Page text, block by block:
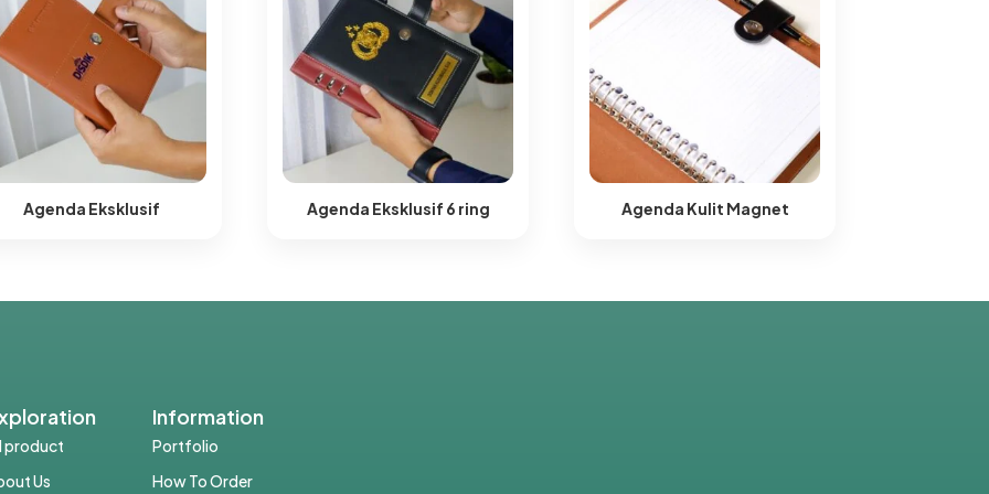
Agenda Eksklusif Agenda Eksklusif 6 ring​ Agenda Kulit Magnet​
product
Us
Information
Portfolio
How To Order